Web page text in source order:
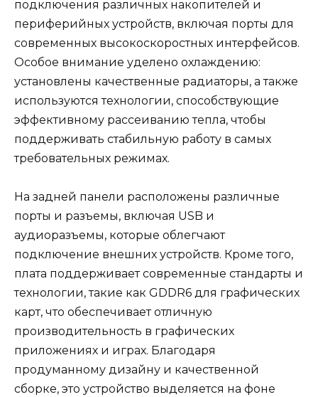
подключения различных накопителей и
периферийных устройств, включая порты для
современных высокоскоростных интерфейсов.
Особое внимание уделено охлаждению:
установлены качественные радиаторы, а также
используются технологии, способствующие
эффективному рассеиванию тепла, чтобы
поддерживать стабильную работу в самых
требовательных режимах.
На задней панели расположены различные
порты и разъемы, включая USB и
аудиоразъемы, которые облегчают
подключение внешних устройств. Кроме того,
плата поддерживает современные стандарты и
технологии, такие как GDDR6 для графических
карт, что обеспечивает отличную
производительность в графических
приложениях и играх. Благодаря
продуманному дизайну и качественной
сборке, это устройство выделяется на фоне